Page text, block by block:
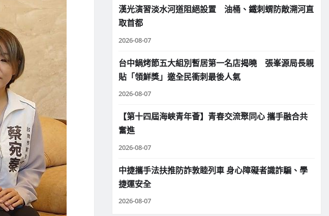
漢光演習淡水河道阻絕設置 油桶、鐵刺蝟防敵溯河直
取首都
2026-08-07
台中鍋烤節五大組別暫居第一名店揭曉 張峯源局長親
貼「領鮮獎」邀全民衝刺最後人氣
2026-08-07
【第十四屆海峽青年薈】青春交流聚同心 攜手融合共
奮進
2026-08-07
中捷攜手法扶推防詐敦睦列車 身心障礙者識詐騙、學
捷運安全
2026-08-07